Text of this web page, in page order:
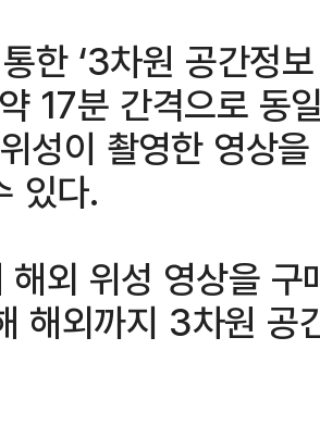
한 ‘3차원 공간정
17분 간격으로 동
성이 촬영한 영상
있다.
해외 위성 영상을
해외까지 3차원 공